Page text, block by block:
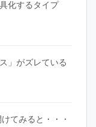
化するタイプ
」がズレている
てみると・・・